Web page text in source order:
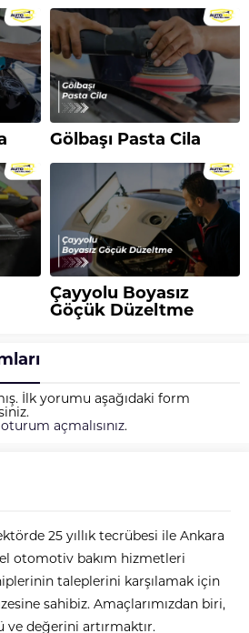
Gölbaşı Pasta Cila
Çayyolu Boyasız
Göçük Düzeltme
İlk yorumu aşağıdaki form
oturum açmalısınız.
25 yıllık tecrübesi ile Ankara
otomotiv bakım hizmetleri
taleplerini karşılamak için
sahibiz. Amaçlarımızdan biri,
ve değerini artırmaktır.